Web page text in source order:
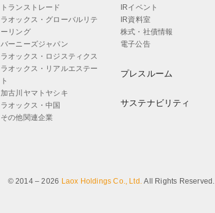
トランストレード
ラオックス・グローバルリテ
ーリング
バーニーズジャパン
ラオックス・ロジスティクス
ラオックス・リアルエステー
ト
加古川ヤマトヤシキ
ラオックス・中国
その他関連企業
IRイベント
IR資料室
株式・社債情報
電子公告
プレスルーム
サステナビリティ
© 2014 – 2026 Laox Holdings Co., Ltd. All Rights Reserved.